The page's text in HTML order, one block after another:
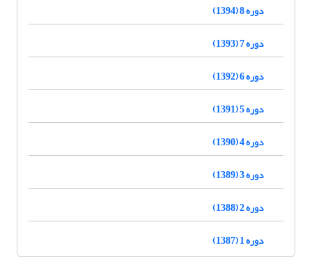
دوره 8 (1394)
دوره 7 (1393)
دوره 6 (1392)
دوره 5 (1391)
دوره 4 (1390)
دوره 3 (1389)
دوره 2 (1388)
دوره 1 (1387)